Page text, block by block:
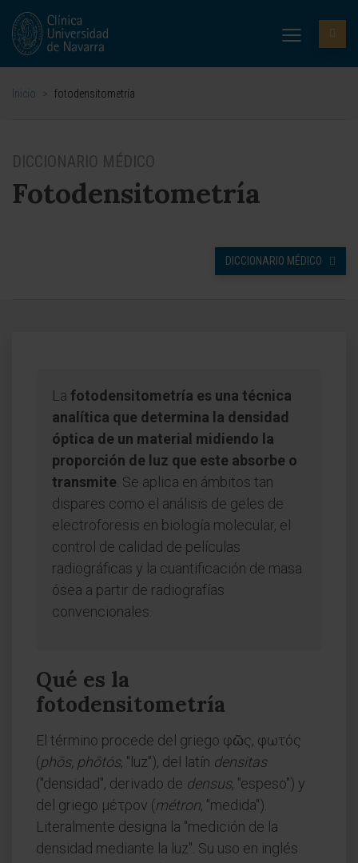
Inicio > fotodensitometría
DICCIONARIO MÉDICO
Fotodensitometría
DICCIONARIO MÉDICO
La fotodensitometría es una técnica
analítica que determina la densidad
óptica de un material midiendo la
proporción de luz que este absorbe o
transmite . Se aplica en ámbitos tan
dispares como el análisis de geles de
electroforesis en biología molecular, el
control de calidad de películas
radiográficas y la cuantificación de masa
ósea a partir de radiografías
convencionales.
Qué es la
fotodensitometría
El término procede del griego φῶς, φωτός
(phōs, phōtós, "luz"), del latín densitas
("densidad", derivado de densus, "espeso") y
del griego μέτρον (métron, "medida").
Literalmente designa la "medición de la
densidad mediante la luz". Su uso en inglés